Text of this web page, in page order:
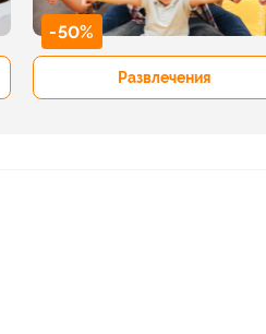
-50%
Развлечения